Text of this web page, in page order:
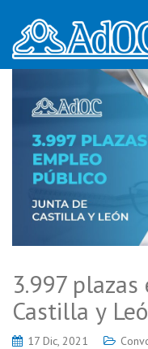
3.997
Castilla y
17 Dic, 2021